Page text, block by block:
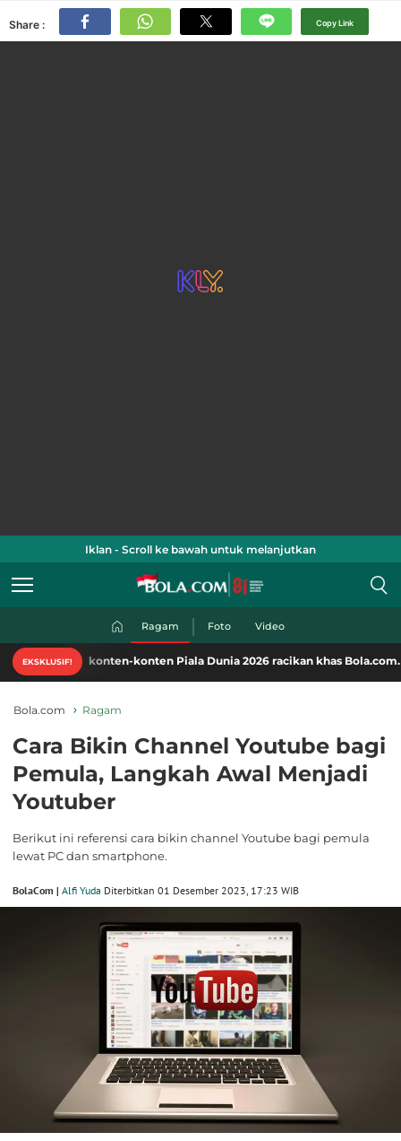
Share : Copy Link
Iklan - Scroll ke bawah untuk melanjutkan
Ragam Foto Video
EKSKLUSIF!
konten-konten Piala Dunia 2026 racikan khas Bola.com. Klik di
Bola.com Ragam
Cara Bikin Channel Youtube bagi
Pemula, Langkah Awal Menjadi
Youtuber
Berikut ini referensi cara bikin channel Youtube bagi pemula
lewat PC dan smartphone.
BolaCom | Alfi Yuda Diterbitkan 01 Desember 2023, 17:23 WIB